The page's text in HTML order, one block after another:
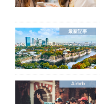
最新記事
Airbnb